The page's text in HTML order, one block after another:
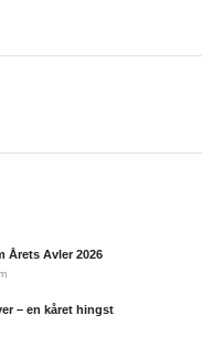
Årets Avler 2026
– en kåret hingst